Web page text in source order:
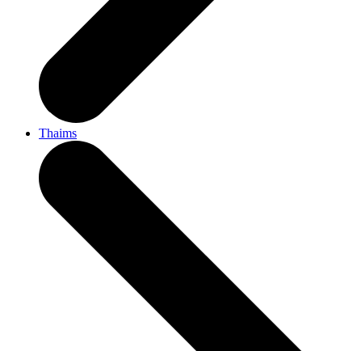
Thaims